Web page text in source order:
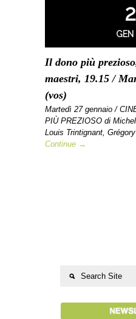
Il dono più
maestri, 19.15 /
(vos)
Martedì 27 gennaio /
PIÙ PREZIOSO di
Louis Trintignant,
Continue →